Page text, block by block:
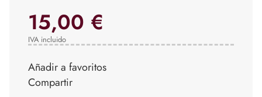
15,00 €
IVA incluido
Añadir a favoritos
Compartir